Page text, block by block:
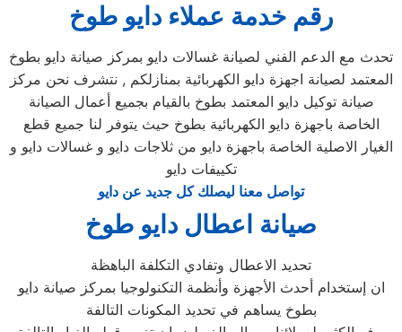
رقم خدمة عملاء دايو طوخ
تحدث مع الدعم الفني لصيانة غسالات دايو بمركز صيانة دايو بطوخ
المعتمد لصيانة اجهزة دايو الكهربائية بمنازلكم , نتشرف نحن مركز
صيانة توكيل دايو المعتمد بطوخ بالقيام بجميع أعمال الصيانة
الخاصة باجهزة دايو الكهربائية بطوخ حيث يتوفر لنا جميع قطع
الغيار الاصلية الخاصة باجهزة دايو من ثلاجات دايو و غسالات دايو و
تكييفات دايو
تواصل معنا ليصلك كل جديد عن دايو
صيانة اعطال دايو طوخ
تحديد الاعطال وتفادي التكلفة الباهظة
ان إستخدام أحدث الأجهزة وأنظمة التكنولوجيا بمركز صيانة دايو
بطوخ يساهم في تحديد المكونات التالفة